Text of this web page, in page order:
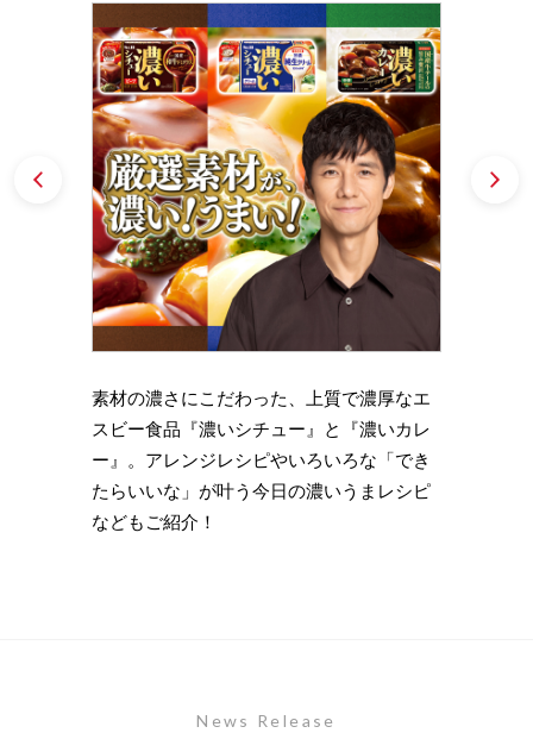
素材の濃さにこだわった、上質で濃厚なエ
スビー食品『濃いシチュー』と『濃いカレ
ー』。アレンジレシピやいろいろな「でき
たらいいな」が叶う今日の濃いうまレシピ
などもご紹介！
Prev
News Release